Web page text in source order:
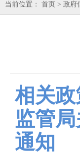
当前位置： 首页 > 政府
相关
监管
通知